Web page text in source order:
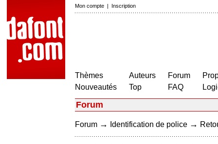
Mon compte | Inscription
Thèmes
Nouveautés
Auteurs
Top
Forum
FAQ
Forum
Forum → Identification de police →